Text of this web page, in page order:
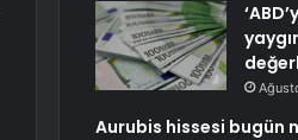
Aurubis hissesi bugün